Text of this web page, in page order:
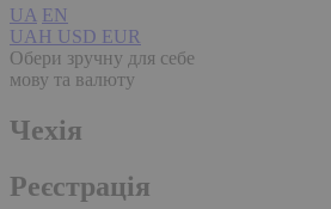
UA EN
UAH USD EUR
Обери зручну для себе
мову та валюту
Чехія
Реєстрація